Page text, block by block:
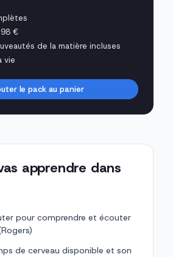
€
de la matière incluses
vie
le pack au panier
apprendre dans
pour comprendre et écouter
de cerveau disponible et son